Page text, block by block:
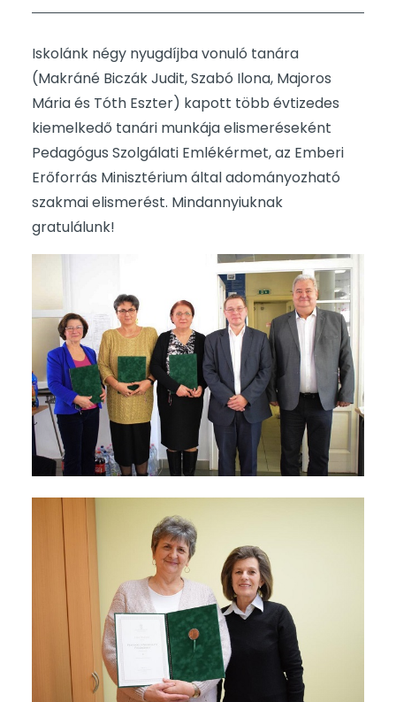
Iskolánk négy nyugdíjba vonuló tanára
(Makráné Biczák Judit, Szabó Ilona, Majoros
Mária és Tóth Eszter) kapott több évtizedes
kiemelkedő tanári munkája elismeréseként
Pedagógus Szolgálati Emlékérmet, az Emberi
Erőforrás Minisztérium által adományozható
szakmai elismerést. Mindannyiuknak
gratulálunk!